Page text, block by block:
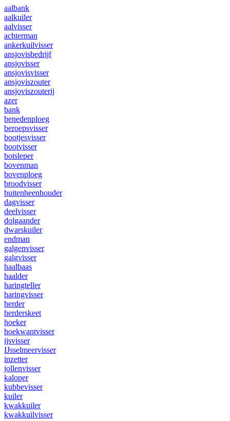
aalbank
aalkuiler
aalvisser
achterman
ankerkuilvisser
ansjovisbedrijf
ansjovisser
ansjovisvisser
ansjoviszouter
ansjoviszouterij
azer
bank
benedenploeg
beroepsvisser
bootjesvisser
bootvisser
botsleper
bovenman
bovenploeg
broodvisser
buitenheenhouder
dagvisser
deelvisser
dolgaander
dwarskuiler
endman
galgenvisser
galgvisser
haalbaas
haalder
haringteller
haringvisser
herder
herderskeet
hoeker
hoekwantvisser
ijsvisser
IJsselmeervisser
inzetter
jollenvisser
kaloper
kubbevisser
kuiler
kwakkuiler
kwakkuilvisser